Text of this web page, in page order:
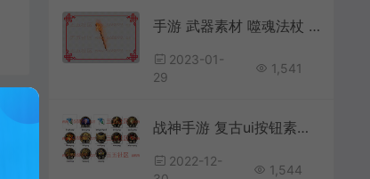
手游 武器素材 噬魂法杖 动态内观特效
2023-01-
29
1,541
战神手游 复古ui按钮素材 含psd源文件
2022-12-
1,544